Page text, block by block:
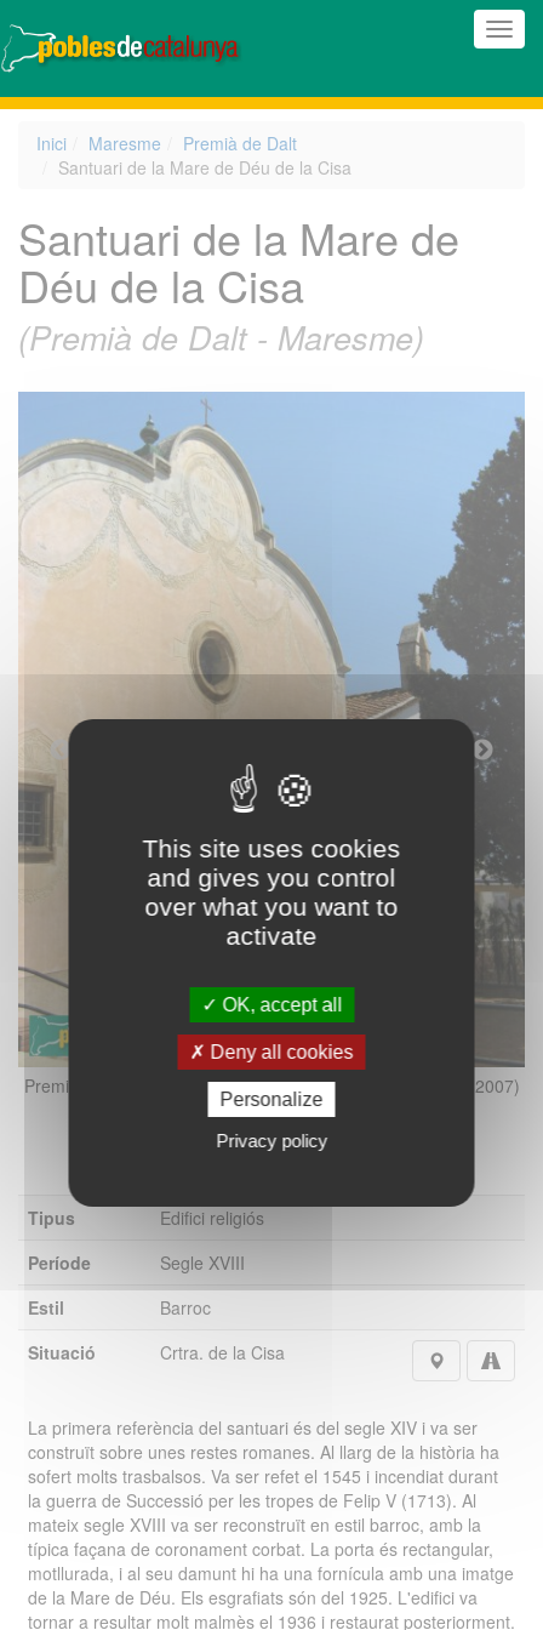
Inici Maresme
Premià de Dalt
Santuari de la Mare de Déu de la Cisa
Santuari de la Mare de
Déu de la Cisa
(Premià de Dalt - Maresme)
Premià de Dalt - Santuari de la Cisa (Foto: Albert Esteves, 2007)
Tipus
Edifici religiós
Període
Segle XVIII
Estil
Barroc
Situació
Crtra. de la Cisa
La primera referència del santuari és del segle XIV i va ser
construït sobre unes restes romanes. Al llarg de la història ha
sofert molts trasbalsos. Va ser refet el 1545 i incendiat durant
la guerra de Successió per les tropes de Felip V (1713). Al
mateix segle XVIII va ser reconstruït en estil barroc, amb la
típica façana de coronament corbat. La porta és rectangular,
motllurada, i al seu damunt hi ha una fornícula amb una imatge
de la Mare de Déu. Els esgrafiats són del 1925. L'edifici va
tornar a resultar molt malmès el 1936 i restaurat posteriorment.
This site uses cookies
and gives you control
over what you want to
activate
OK, accept all
Deny all cookies
Personalize
Privacy policy